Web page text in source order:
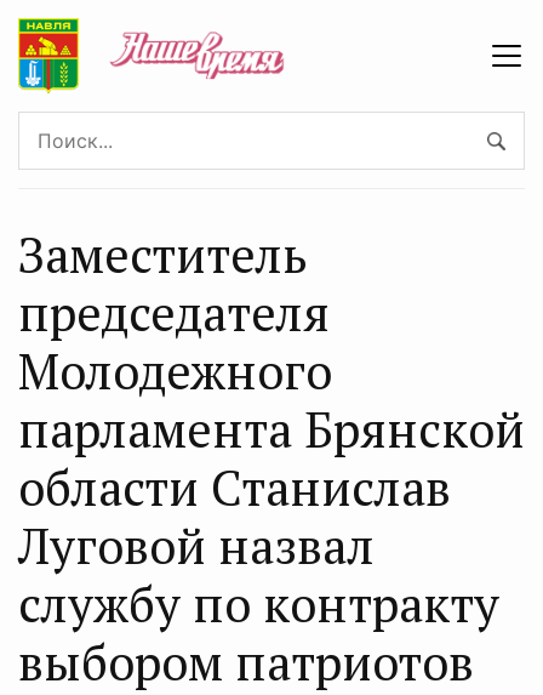
Заместитель
председателя
Молодежного
парламента Брянской
области Станислав
Луговой назвал
службу по контракту
выбором патриотов